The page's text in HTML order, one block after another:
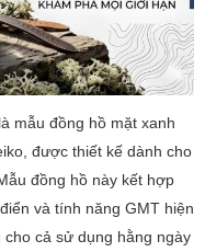
mẫu đồng hồ mặt xanh
được thiết kế dành cho
đồng hồ này kết hợp
và tính năng GMT hiện
cả sử dụng hằng ngày